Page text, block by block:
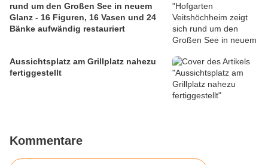
rund um den Großen See in neuem
Glanz - 16 Figuren, 16 Vasen und 24
Bänke aufwändig restauriert
Aussichtsplatz am Grillplatz nahezu
fertiggestellt
Kommentare